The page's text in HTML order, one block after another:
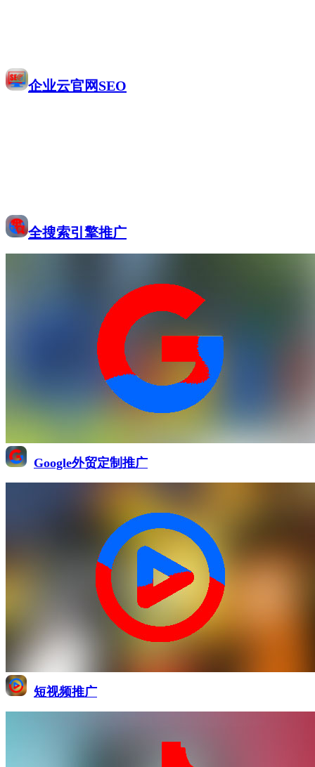
企业云官网SEO
全搜索引擎推广
Google外贸定制推广
短视频推广